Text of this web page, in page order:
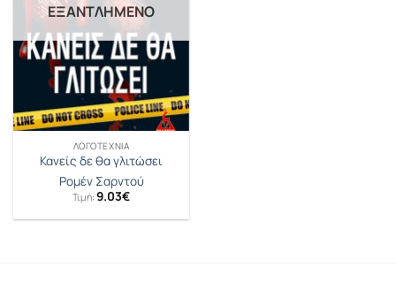
ΕΞΑΝΤΛΗΜΈΝΟ
ΛΟΓΟΤΕΧΝΊΑ
Κανείς δε θα γλιτώσει
Pομέν Σαρντού
Τιμή: 9.03€